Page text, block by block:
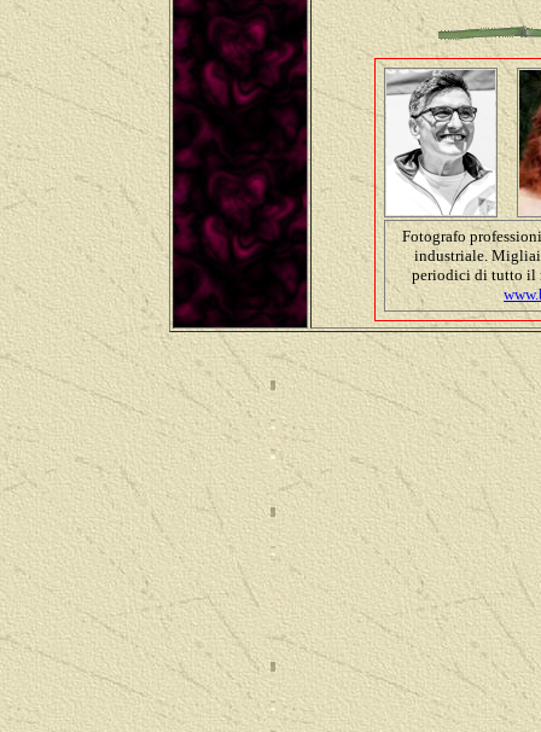
Fotografo
industriale.
periodici di tutto il